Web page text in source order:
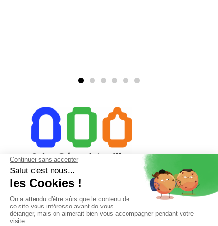
23 rue du Collège 15000 Aurillac
04 71 48 28 18
Accueil téléphonique de 8h à 12h et de 13h à 18h
Le vendredi de 8h à 12h et de 13h à 16h